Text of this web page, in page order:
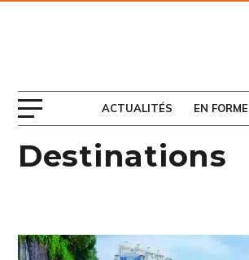
ACTUALITÉS EN FORME
Destinations